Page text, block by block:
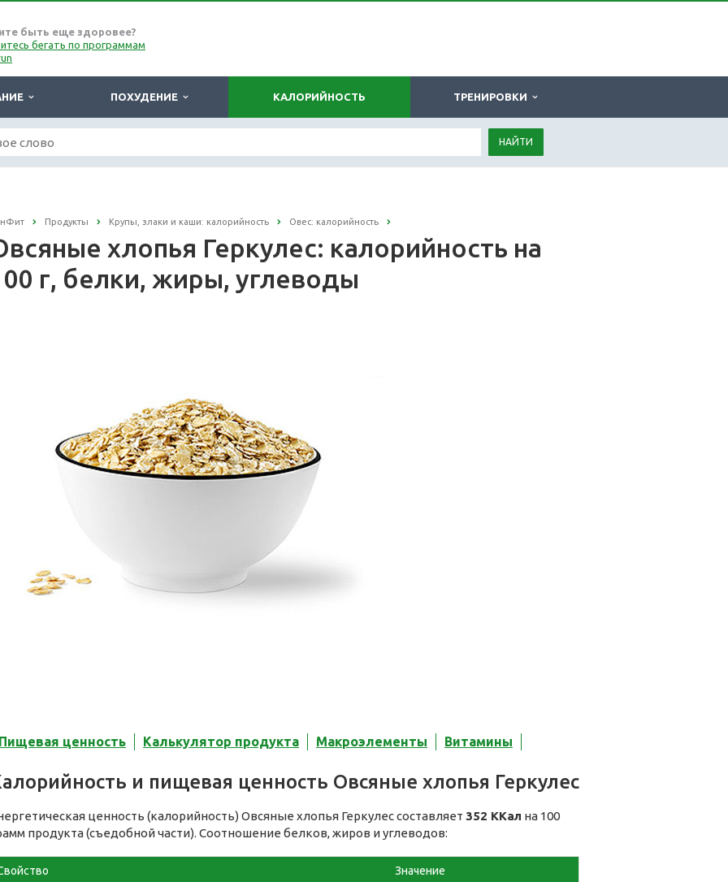
быть еще здоровее?
бегать по программам
ПОХУДЕНИЕ КАЛОРИЙНОСТЬ ТРЕНИРОВКИ
НАЙТИ
Продукты Крупы, злаки и каши: калорийность Овес: калорийность
хлопья Геркулес: калорийность на
г, белки, жиры, углеводы
ценность Калькулятор продукта Макроэлементы Витамины
и пищевая ценность Овсяные хлопья Геркулес
ценность (калорийность) Овсяные хлопья Геркулес составляет 352 ККал на 100
продукта (съедобной части). Соотношение белков, жиров и углеводов:
Значение